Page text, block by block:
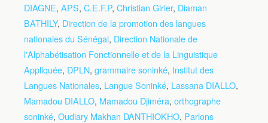
DIAGNE, APS, C.E.F.P, Christian Girier, Diaman
BATHILY, Direction de la promotion des langues
nationales du Sénégal, Direction Nationale de
l'Alphabétisation Fonctionnelle et de la Linguistique
Appliquée, DPLN, grammaire soninké, Institut des
Langues Nationales, Langue Soninké, Lassana DIALLO,
Mamadou DIALLO, Mamadou Djiméra, orthographe
soninké, Oudiary Makhan DANTHIOKHO, Parlons